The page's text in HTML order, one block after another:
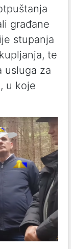
građane
stupanja
te
usluga za
u koje